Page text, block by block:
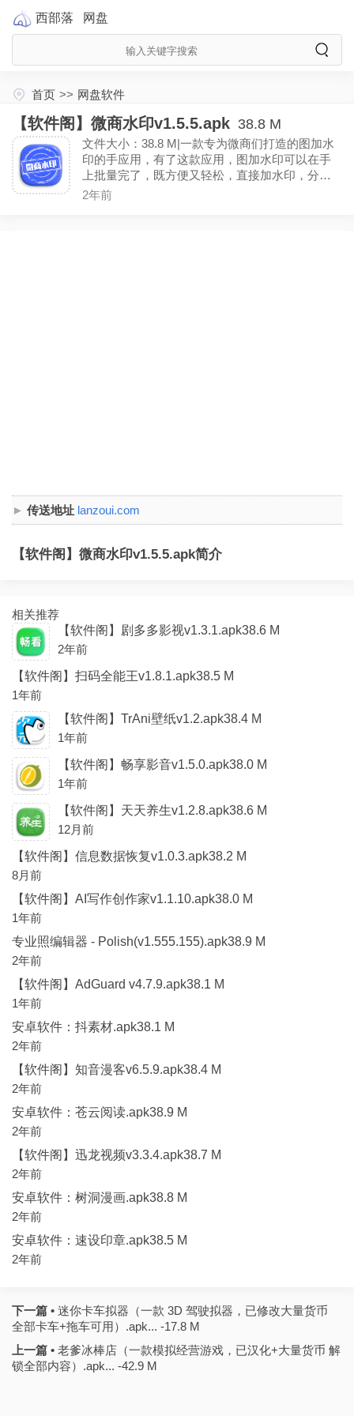
西部落 网盘
首页 >> 网盘软件
【软件阁】微商水印v1.5.5.apk 38.8 M
文件大小：38.8 M|一款专为微商们打造的图加水
印的手应用，有了这款应用，图加水印可以在手
上批量完了，既方便又轻松，直接加水印，分享
微信朋圈或其他社交网站哟。（手号登陆就是VIP
2年前
传送地址 lanzoui.com
【软件阁】微商水印v1.5.5.apk简介
相关推荐
【软件阁】剧多多影视v1.3.1.apk38.6 M
2年前
【软件阁】扫码全能王v1.8.1.apk38.5 M
1年前
【软件阁】TrAni壁纸v1.2.apk38.4 M
1年前
【软件阁】畅享影音v1.5.0.apk38.0 M
1年前
【软件阁】天天养生v1.2.8.apk38.6 M
12月前
【软件阁】信息数据恢复v1.0.3.apk38.2 M
8月前
【软件阁】AI写作创作家v1.1.10.apk38.0 M
1年前
专业照编辑器 - Polish(v1.555.155).apk38.9 M
2年前
【软件阁】AdGuard v4.7.9.apk38.1 M
1年前
安卓软件：抖素材.apk38.1 M
2年前
【软件阁】知音漫客v6.5.9.apk38.4 M
2年前
安卓软件：苍云阅读.apk38.9 M
2年前
【软件阁】迅龙视频v3.3.4.apk38.7 M
2年前
安卓软件：树洞漫画.apk38.8 M
2年前
安卓软件：速设印章.apk38.5 M
2年前
下一篇 • 迷你卡车拟器（一款 3D 驾驶拟器，已修改大量货币
全部卡车+拖车可用）.apk... -17.8 M
上一篇 • 老爹冰棒店（一款模拟经营游戏，已汉化+大量货币 解
锁全部内容）.apk... -42.9 M